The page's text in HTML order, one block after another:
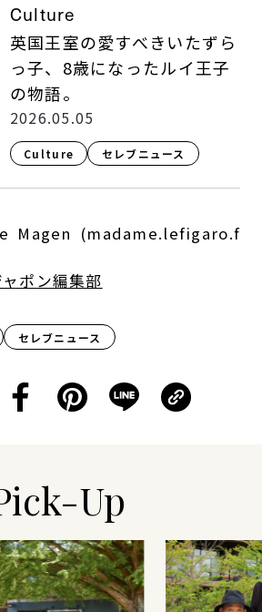
Culture
英国王室の愛すべきいたずら
っ子、8歳になったルイ王子
の物語。
2026.05.05
Culture​ セレブニュース
Magen (madame.lefigaro.f
ポン編集部
セレブニュース
Up